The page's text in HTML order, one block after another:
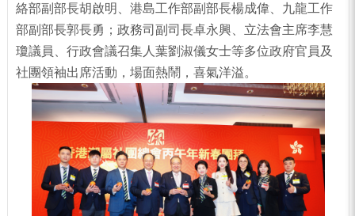
絡部副部長胡啟明、港島工作部副部長楊成偉、九龍工作
部副部長郭長勇；政務司副司長卓永興、立法會主席李慧
瓊議員、行政會議召集人葉劉淑儀女士等多位政府官員及
社團領袖出席活動，場面熱鬧，喜氣洋溢。